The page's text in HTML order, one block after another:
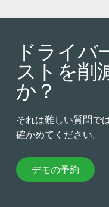
ドライバ
ストを削
か？
それは難しい質問で
確かめてください。
デモの予約
デモの予約